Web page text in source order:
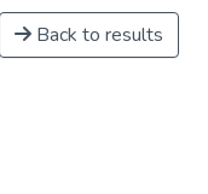
Back to results